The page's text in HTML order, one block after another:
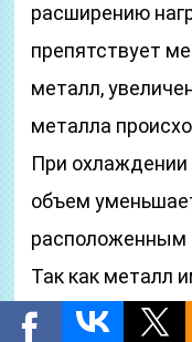
расширению
препятствует
металл,
металла
При
объем
расположенным
Так как металл